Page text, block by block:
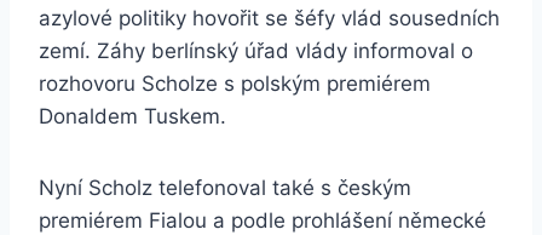
azylové politiky hovořit se šéfy vlád sousedních
zemí. Záhy berlínský úřad vlády informoval o
rozhovoru Scholze s polským premiérem
Donaldem Tuskem.
Nyní Scholz telefonoval také s českým
premiérem Fialou a podle prohlášení německé